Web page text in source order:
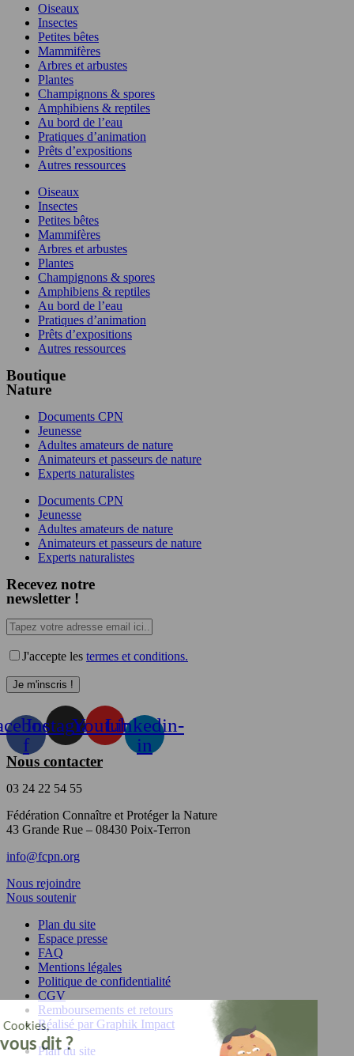
Oiseaux
Insectes
Petites bêtes
Mammifères
Arbres et arbustes
Plantes
Champignons & spores
Amphibiens & reptiles
Au bord de l’eau
Pratiques d’animation
Prêts d’expositions
Autres ressources
Oiseaux
Insectes
Petites bêtes
Mammifères
Arbres et arbustes
Plantes
Champignons & spores
Amphibiens & reptiles
Au bord de l’eau
Pratiques d’animation
Prêts d’expositions
Autres ressources
Boutique
Nature
Documents CPN
Jeunesse
Adultes amateurs de nature
Animateurs et passeurs de nature
Experts naturalistes
Documents CPN
Jeunesse
Adultes amateurs de nature
Animateurs et passeurs de nature
Experts naturalistes
Recevez notre
newsletter !
J'accepte les termes et conditions.
f
InstagramYoutubeLinkedin-
in
Nous contacter
03 24 22 54 55
Fédération Connaître et Protéger la Nature
43 Grande Rue – 08430 Poix-Terron
info@fcpn.org
Nous rejoindre
Nous soutenir
Plan du site
Espace presse
FAQ
Mentions légales
Politique de confidentialité
CGV
Remboursements et retours
Réalisé par Graphik Impact
Plan du site